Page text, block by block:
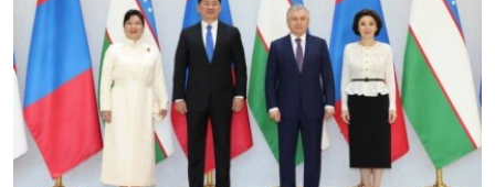
поиску